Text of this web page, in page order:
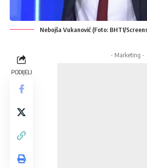
Nebojša Vukanović (Foto: BHT1/
PODIJELI
- Marketing -